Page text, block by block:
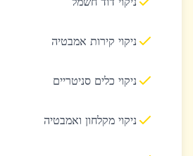
ניקוי קירות אמבטיה
ניקוי כלים סניטריים
ניקוי מקלחון ואמבטיה